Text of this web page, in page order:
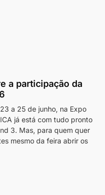
a participação da
a 25 de junho, na Expo
já está com tudo pronto
3. Mas, para quem quer
mesmo da feira abrir os